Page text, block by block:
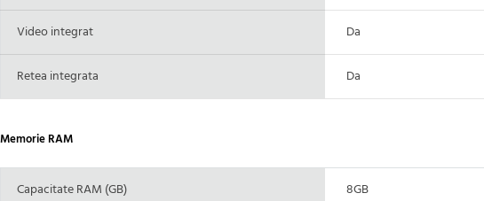
Video integrat Da
Retea integrata Da
Memorie RAM
Capacitate RAM (GB) 8GB